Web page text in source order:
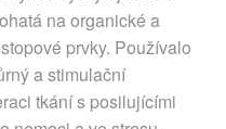
na organické a
prvky. Používalo
a stimulační
tkání s posilujícími